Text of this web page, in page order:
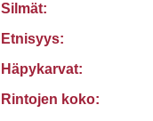
Silmät:
Etnisyys:
Häpykarvat:
Rintojen koko: